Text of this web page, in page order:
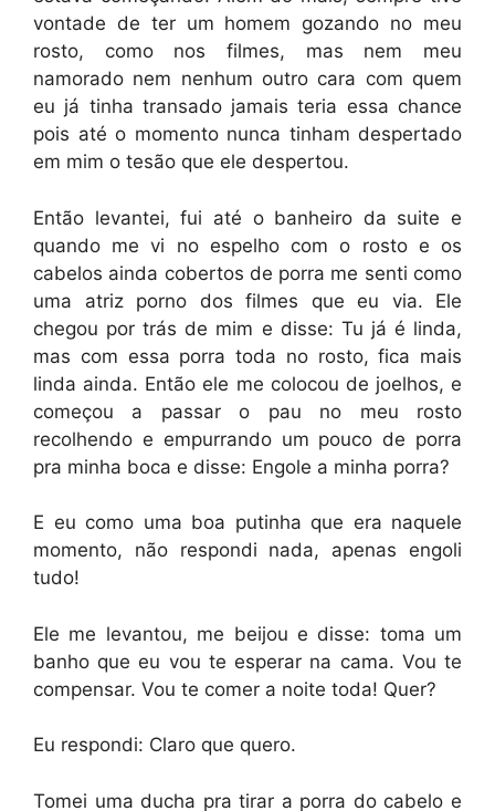
vontade de ter um homem gozando no meu
rosto, como nos filmes, mas nem meu
namorado nem nenhum outro cara com quem
eu já tinha transado jamais teria essa chance
pois até o momento nunca tinham despertado
em mim o tesão que ele despertou.
Então levantei, fui até o banheiro da suite e
quando me vi no espelho com o rosto e os
cabelos ainda cobertos de porra me senti como
uma atriz porno dos filmes que eu via. Ele
chegou por trás de mim e disse: Tu já é linda,
mas com essa porra toda no rosto, fica mais
linda ainda. Então ele me colocou de joelhos, e
começou a passar o pau no meu rosto
recolhendo e empurrando um pouco de porra
pra minha boca e disse: Engole a minha porra?
E eu como uma boa putinha que era naquele
momento, não respondi nada, apenas engoli
tudo!
Ele me levantou, me beijou e disse: toma um
banho que eu vou te esperar na cama. Vou te
compensar. Vou te comer a noite toda! Quer?
Eu respondi: Claro que quero.
Tomei uma ducha pra tirar a porra do cabelo e